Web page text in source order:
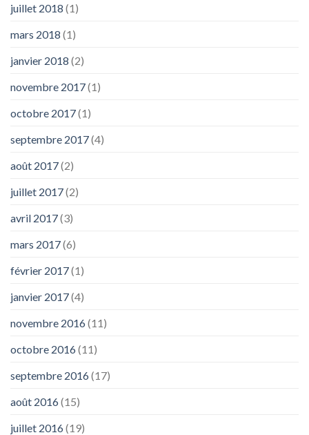
juillet 2018 (1)
mars 2018 (1)
janvier 2018 (2)
novembre 2017(1)
octobre 2017(1)
septembre 2017(4)
août 2017(2)
juillet 2017(2)
avril 2017(3)
mars 2017(6)
février 2017(1)
janvier 2017(4)
novembre 2016(11)
octobre 2016(11)
septembre 2016(17)
août 2016(15)
juillet 2016(19)